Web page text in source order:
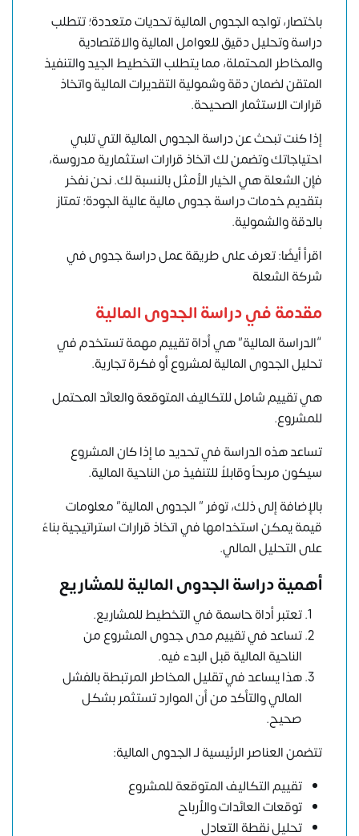
باختصار، تواجه الجدوى المالية تحديات متعددة؛ تتطلب
دراسة وتحليل دقيق للعوامل المالية والاقتصادية
والمخاطر المحتملة، مما يتطلب التخطيط الجيد والتنفيذ
المتقن لضمان دقة وشمولية التقديرات المالية واتخاذ
قرارات الاستثمار الصحيحة.
إذا كنت تبحث عن دراسة الجدوى المالية التي تلبي
احتياجاتك وتضمن لك اتخاذ قرارات استثمارية مدروسة،
فإن الشعلة هي الخيار الأمثل بالنسبة لك. نحن نفخر
بتقديم خدمات دراسة جدوى مالية عالية الجودة؛ تمتاز
بالدقة والشمولية.
اقرأ أيضًا: تعرف على طريقة عملدراسة جدوى في
شركة الشعلة
مقدمة في دراسة الجدوى المالية
“الدراسة المالية” هي أداة تقييم مهمة تستخدم في
تحليل الجدوى المالية لمشروع أو فكرة تجارية.
هي تقييم شامل للتكاليف المتوقعة والعائد المحتمل
للمشروع.
تساعد هذه الدراسة في تحديد ما إذا كان المشروع
سيكون مربحاً وقابلاً للتنفيذ من الناحية المالية.
بالإضافة إلى ذلك، توفر ” الجدوى المالية” معلومات
قيمة يمكن استخدامها في اتخاذ قرارات استراتيجية بناءً
على التحليل المالي.
أهمية دراسة الجدوى المالية للمشاريع
تعتبر أداة حاسمة في التخطيط للمشاريع.
تساعد في تقييم مدى جدوى المشروع من
الناحية المالية قبل البدء فيه.
هذا يساعد في تقليل المخاطر المرتبطة بالفشل
المالي والتأكد من أن الموارد تستثمر بشكل
صحيح.
تتضمن العناصر الرئيسية لـ الجدوى المالية:
تقييم التكاليف المتوقعة للمشروع
توقعات العائدات والأرباح
تحليل نقطة التعادل